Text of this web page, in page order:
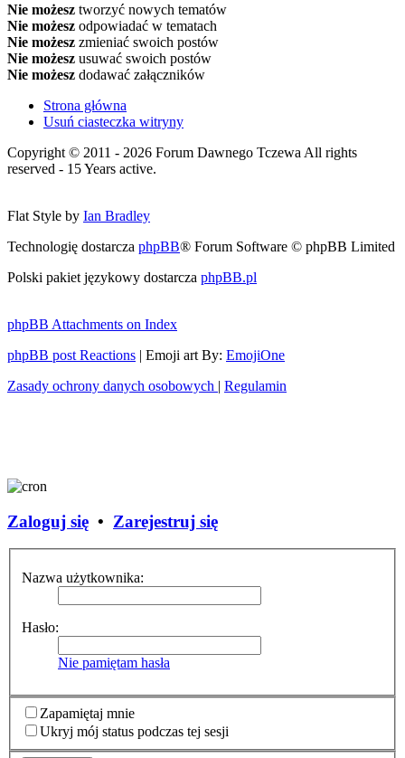
Nie możesz tworzyć nowych tematów
Nie możesz odpowiadać w tematach
Nie możesz zmieniać swoich postów
Nie możesz usuwać swoich postów
Nie możesz dodawać załączników
Strona główna
Usuń ciasteczka witryny
Copyright © 2011 - 2026 Forum Dawnego Tczewa All rights
reserved - 15 Years active.
Flat Style by Ian Bradley
Technologię dostarcza phpBB® Forum Software © phpBB Limited
Polski pakiet językowy dostarcza phpBB.pl
phpBB Attachments on Index
phpBB post Reactions | Emoji art By: EmojiOne
Zasady ochrony danych osobowych | Regulamin
Zaloguj się • Zarejestruj się
Nazwa użytkownika:
Hasło:
Nie pamiętam hasła
Zapamiętaj mnie
Ukryj mój status podczas tej sesji